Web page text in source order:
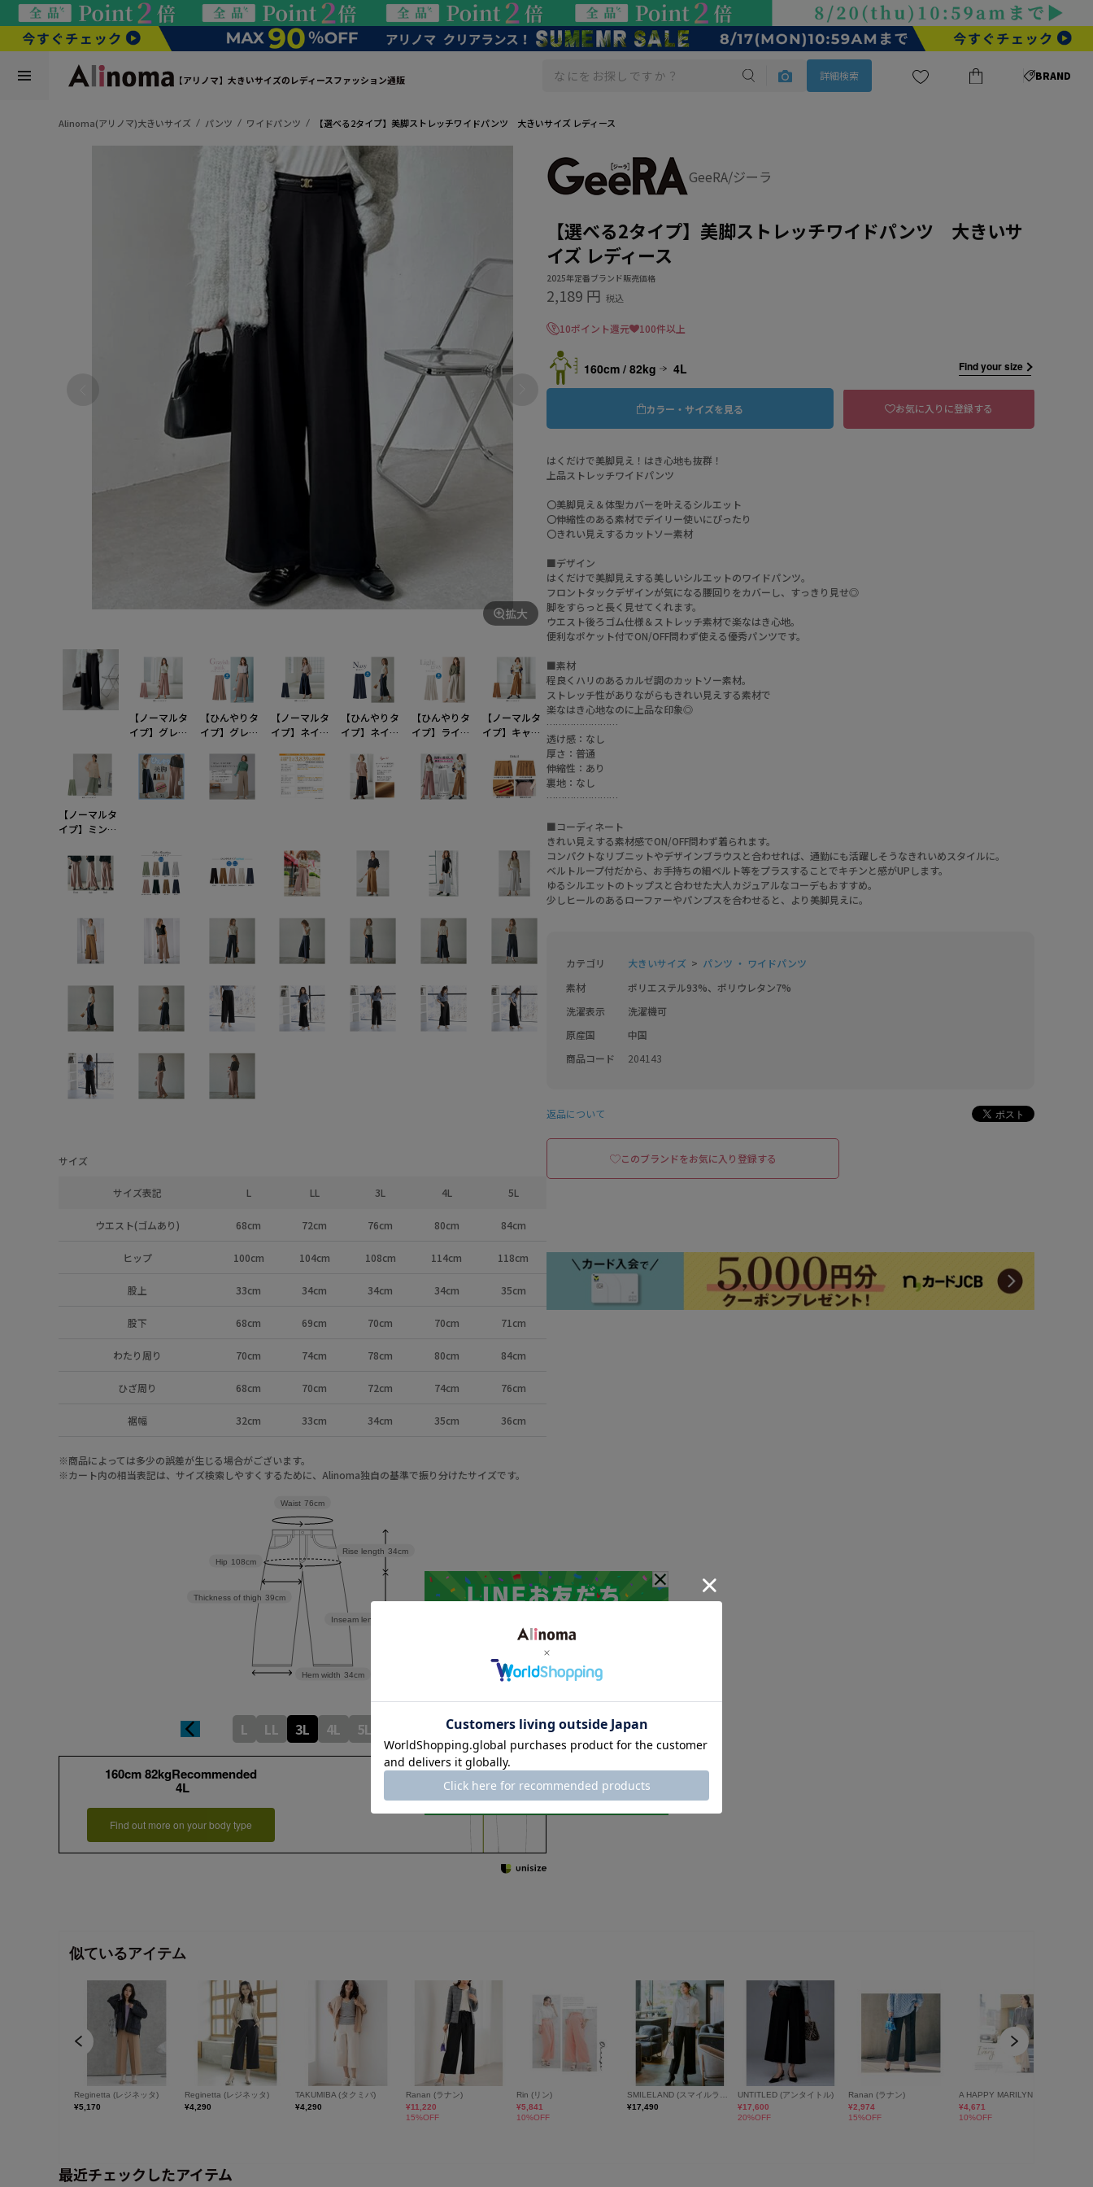
【アリノマ】大きいサイズのレディースファッション通販 詳細検索 BRAND
Alinoma(アリノマ)大きいサイズ パンツ ワイドパンツ 【選べる2タイプ】美脚ストレッチワイドパンツ 大きいサイズ レディース
GRPI_N 【ノーマルタイプ】グレイッシュピンク
拡大
【ノーマルタ
イプ】グレイ
【ひんやりタ
イプ】グレイ
【ノーマルタ
イプ】ネイビ
【ひんやりタ
イプ】ネイビ
【ひんやりタ
イプ】ライト
【ノーマルタ
イプ】キャメ
【ノーマルタ
イプ】ミント
サイズ
サイズ表記 L LL 3L 4L 5L
ウエスト(ゴムあり) 68cm 72cm 76cm 80cm 84cm
ヒップ 100cm 104cm 108cm 114cm 118cm
股上 33cm 34cm 34cm 34cm 35cm
股下 68cm 69cm 70cm 70cm 71cm
わたり周り 70cm 74cm 78cm 80cm 84cm
ひざ周り 68cm 70cm 72cm 74cm 76cm
裾幅 32cm 33cm 34cm 35cm 36cm
※商品によっては多少の誤差が生じる場合がございます。
※カート内の相当表記は、サイズ検索しやすくするために、Alinoma独自の基準で振り分けたサイズです。
Inseam length
Rise length 34cm
Hem width 34cm
Thickness of thigh 39cm
Hip 108cm
Waist 76cm
L LL 3L 4L 5L
160cm 82kgRecommended
4L
Find out more on your body type
GeeRA/ジーラ
【選べる2タイプ】美脚ストレッチワイドパンツ 大きいサ
イズ レディース
2025年定番ブランド販売価格
2,189 円 税込
10ポイント還元 100件以上
160cm / 82kg 4L Find your size
カラー・サイズを見る お気に入りに登録する
はくだけで美脚見え！はき心地も抜群！
上品ストレッチワイドパンツ
〇美脚見え＆体型カバーを叶えるシルエット
〇伸縮性のある素材でデイリー使いにぴったり
〇きれい見えするカットソー素材
■デザイン
はくだけで美脚見えする美しいシルエットのワイドパンツ。
フロントタックデザインが気になる腰回りをカバーし、すっきり見せ◎
脚をすらっと長く見せてくれます。
ウエスト後ろゴム仕様＆ストレッチ素材で楽なはき心地。
便利なポケット付でON/OFF問わず使える優秀パンツです。
■素材
程良くハリのあるカルゼ調のカットソー素材。
ストレッチ性がありながらもきれい見えする素材で
楽なはき心地なのに上品な印象◎
……………………
透け感：なし
厚さ：普通
伸縮性：あり
裏地：なし
……………………
■コーディネート
きれい見えする素材感でON/OFF問わず着られます。
コンパクトなリブニットやデザインブラウスと合わせれば、通勤にも活躍しそうなきれいめスタイルに。
ベルトループ付だから、お手持ちの細ベルト等をプラスすることでキチンと感がUPします。
ゆるシルエットのトップスと合わせた大人カジュアルなコーデもおすすめ。
少しヒールのあるローファーやパンプスを合わせると、より美脚見えに。
カテゴリ 大きいサイズ
パンツ ・ ワイドパンツ
素材
ポリエステル93%、ポリウレタン7%
洗濯表示
洗濯機可
原産国
中国
商品コード
204143
返品について
このブランドをお気に入り登録する
最近チェックしたアイテム